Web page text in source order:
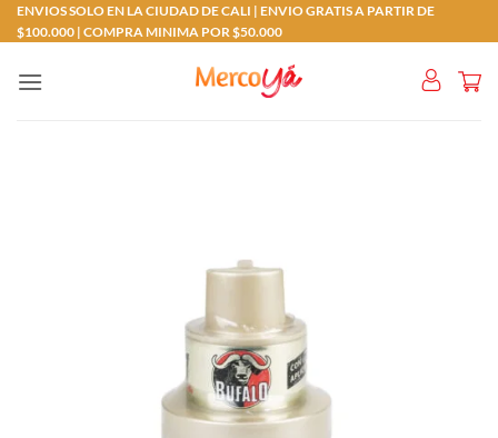
Saltar
al
ENVIOS SOLO EN LA CIUDAD DE CALI | ENVIO GRATIS A PARTIR DE
$100.000 | COMPRA MINIMA POR $50.000